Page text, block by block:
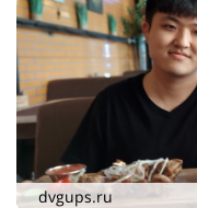
dvgups.ru